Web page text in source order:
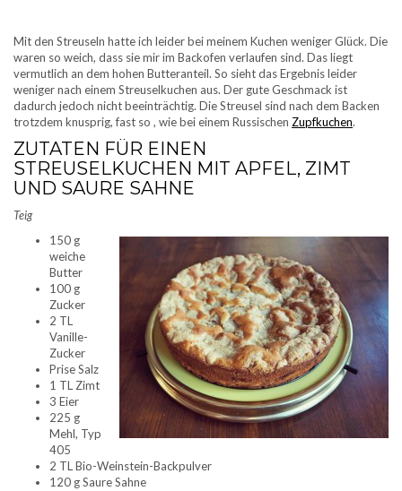
Mit den Streuseln hatte ich leider bei meinem Kuchen weniger Glück. Die
waren so weich, dass sie mir im Backofen verlaufen sind. Das liegt
vermutlich an dem hohen Butteranteil. So sieht das Ergebnis leider
weniger nach einem Streuselkuchen aus. Der gute Geschmack ist
dadurch jedoch nicht beeinträchtig. Die Streusel sind nach dem Backen
trotzdem knusprig, fast so , wie bei einem Russischen Zupfkuchen.
ZUTATEN FÜR EINEN
STREUSELKUCHEN MIT APFEL, ZIMT
UND SAURE SAHNE
Teig
150 g
weiche
Butter
100 g
Zucker
2 TL
Vanille-
Zucker
Prise Salz
1 TL Zimt
3 Eier
225 g
Mehl, Typ
405
2 TL Bio-Weinstein-Backpulver
120 g Saure Sahne